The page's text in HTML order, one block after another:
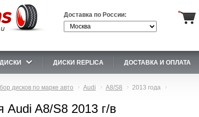
Доставка по России:
ДИСКИ ДИСКИ REPLICA ДОСТАВКА И ОПЛАТА
дисков по марке авто Audi A8/S8 2013 года
Audi A8/S8 2013 г/в